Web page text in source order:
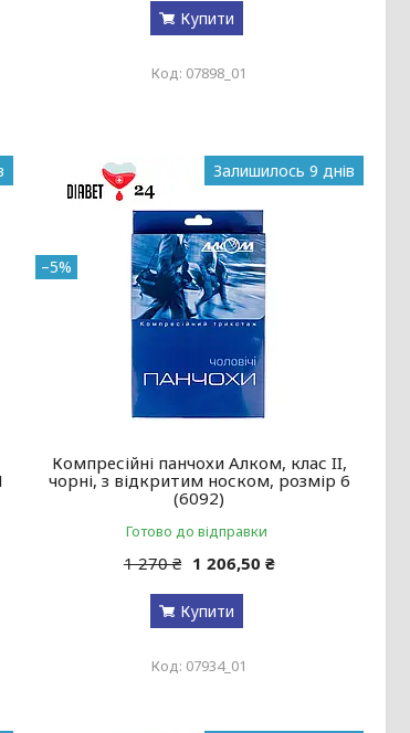
Купити
07898_01
–5%
Залишилось 9 днів
Компресійні панчохи Алком, клас II,
чорні, з відкритим носком, розмір 6
(6092)
Готово до відправки
1 270 ₴ 1 206,50 ₴
Купити
07934_01